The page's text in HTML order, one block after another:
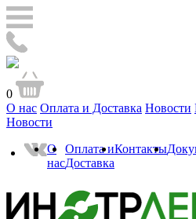
0
О нас Оплата и Доставка Новости
Новости
О
нас
Оплата и
Доставка
Контакты